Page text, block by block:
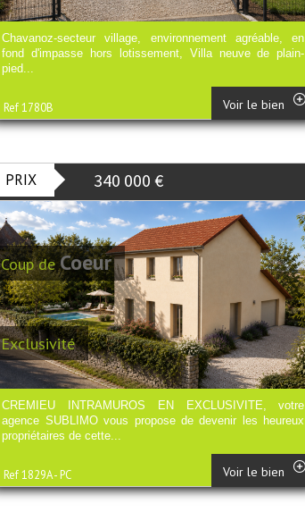
Chavanoz-secteur village, environnement agréable, en
fond d'impasse hors lotissement, Villa neuve de plain-
pied...
Ref 1780B Voir le bien
PRIX 340 000 €
Exclusivité
Coup deCoeur
CREMIEU INTRAMUROS EN EXCLUSIVITE, votre
agence SUBLIMO vous propose de devenir les heureux
propriétaires de cette...
Ref 1829A - PC Voir le bien